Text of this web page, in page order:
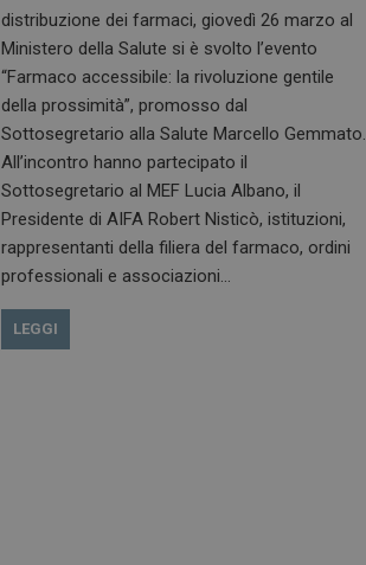
distribuzione dei farmaci, giovedì 26 marzo al
Ministero della Salute si è svolto l’evento
“Farmaco accessibile: la rivoluzione gentile
della prossimità”, promosso dal
Sottosegretario alla Salute Marcello Gemmato.
All’incontro hanno partecipato il
Sottosegretario al MEF Lucia Albano, il
Presidente di AIFA Robert Nisticò, istituzioni,
rappresentanti della filiera del farmaco, ordini
professionali e associazioni…
LEGGI